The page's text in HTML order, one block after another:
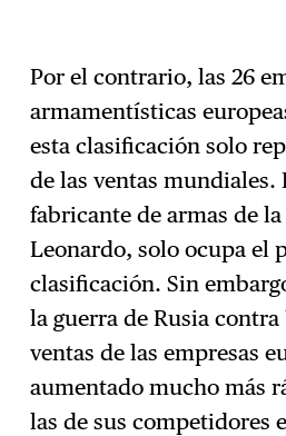
Por el contrario, las 26
armamentísticas
esta clasificación solo
de las ventas mundiales.
fabricante de armas de
Leonardo, solo ocupa el
clasificación. Sin
la guerra de Rusia
ventas de las empresas
aumentado mucho más
las de sus competidores